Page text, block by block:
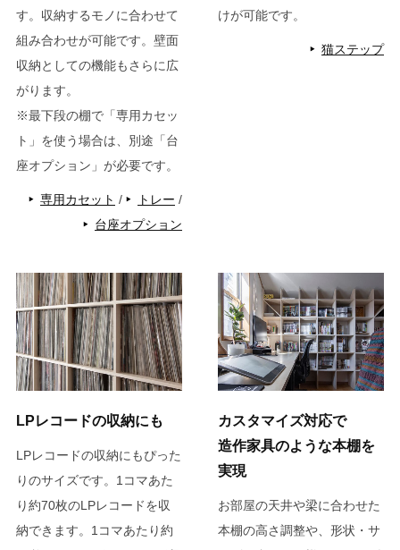
す。収納するモノに合わせて
組み合わせが可能です。壁面
収納としての機能もさらに広
がります。
※最下段の棚で「専用カセッ
ト」を使う場合は、別途「台
座オプション」が必要です。
専用カセット / トレー /
台座オプション
けが可能です。
猫ステップ
LPレコードの収納にも
LPレコードの収納にもぴった
りのサイズです。1コマあた
り約70枚のLPレコードを収
納できます。1コマあたり約
カスタマイズ対応で
造作家具のような本棚を
実現
お部屋の天井や梁に合わせた
本棚の高さ調整や、形状・サ